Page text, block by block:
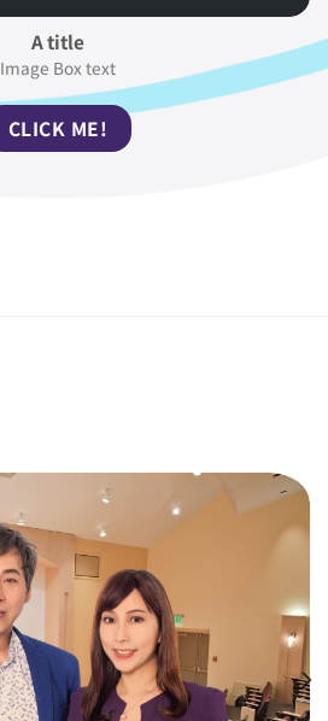
A title
Image Box text
CLICK ME!